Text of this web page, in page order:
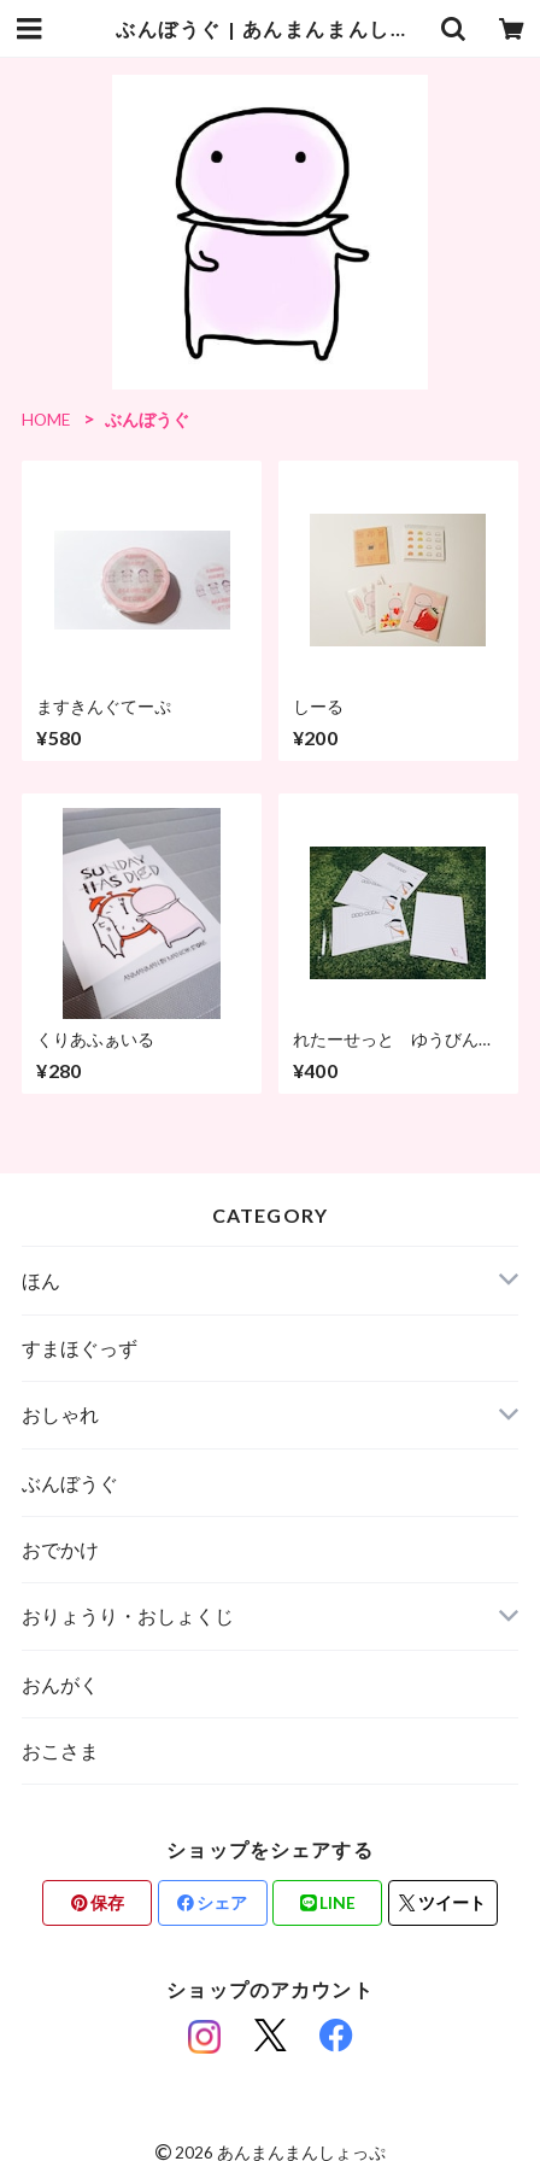
ぶんぼうぐ | あんまんまんしょっぷ
HOME ぶんぼうぐ
ますきんぐてーぷ
¥580
しーる
¥200
くりあふぁいる
¥280
れたーせっと ゆうびんま
¥400
CATEGORY
ほん
すまほぐっず
おしゃれ
ぶんぼうぐ
おでかけ
おりょうり・おしょくじ
おんがく
おこさま
ショップをシェアする
保存 シェア LINE ツイート
ショップのアカウント
©2026 あんまんまんしょっぷ